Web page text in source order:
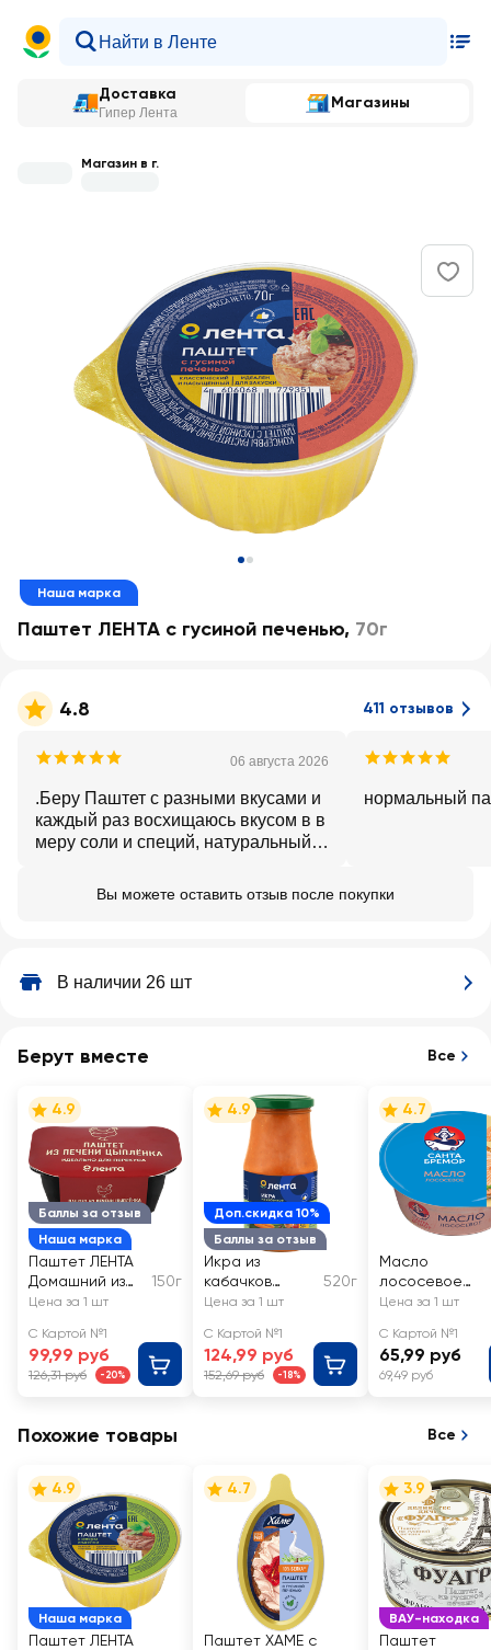
Доставка
Гипер Лента
Магазины
Магазин в г.
Наша марка
Паштет ЛЕНТА с гусиной печенью, 70г
4.8 411 отзывов
06 августа 2026
.Беру Паштет с разными вкусами и
каждый раз восхищаюсь вкусом в в
меру соли и специй, натуральный
нормальный
Вы можете оставить отзыв после покупки
В наличии 26 шт
Берут вместе Все
Баллы за отзыв
Наша марка
4.9
Паштет ЛЕНТА
Домашний из
печени
сливками
150г
Цена за 1 шт
С Картой №1
99,99 руб
126,31 руб -20%
Доп.скидка 10%
Баллы за отзыв
4.9
Икра из
кабачков
ЛЕНТА
520г
Цена за 1 шт
С Картой №1
124,99 руб
152,69 руб -18%
4.7
Масло
лососевое
САНТА
Цена за 1 шт
С Картой №1
65,99 руб
69,49 руб
Похожие товары Все
Наша марка
4.9
Паштет ЛЕНТА
4.7
Паштет ХАМЕ с
ВАУ-находка
3.9
Паштет